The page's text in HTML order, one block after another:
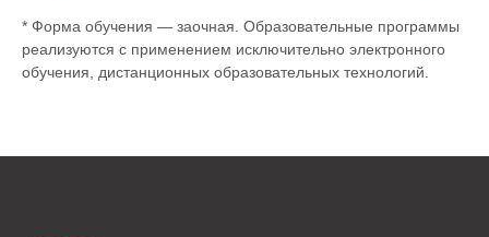
* Форма обучения — заочная. Образовательные программы
реализуются с применением исключительно электронного
обучения, дистанционных образовательных технологий.
Правовая информация
Пользовательское соглашение
СКАЧИВАЙТЕ НАШЕ МОБИЛЬНОЕ
«ИС «АКАДЕМРЕСУРС» участником проекта